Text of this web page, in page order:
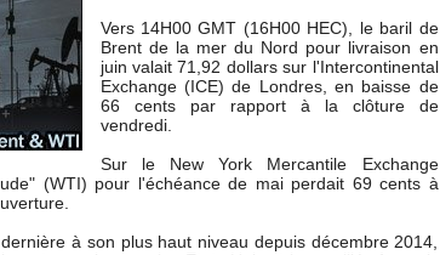
Vers 14H00 GMT (16H00 HEC), le baril de
Brent de la mer du Nord pour livraison en
juin valait 71,92 dollars sur l'Intercontinental
Exchange (ICE) de Londres, en baisse de
66 cents par rapport à la clôture de
vendredi.
Sur le New York Mercantile Exchange
(WTI) pour l'échéance de mai perdait 69 cents à
à son plus haut niveau depuis décembre 2014,